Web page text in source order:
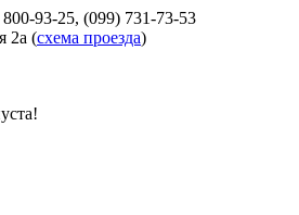
93-25, (099) 731-73-53
2а (схема проезда)